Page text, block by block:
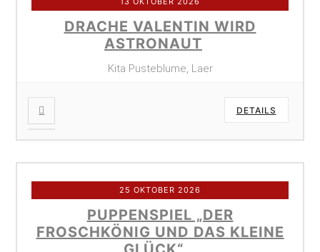
DRACHE VALENTIN WIRD
ASTRONAUT
Kita Pusteblume, Laer
DETAILS
25 OKTOBER 2026
PUPPENSPIEL „DER
FROSCHKÖNIG UND DAS KLEINE